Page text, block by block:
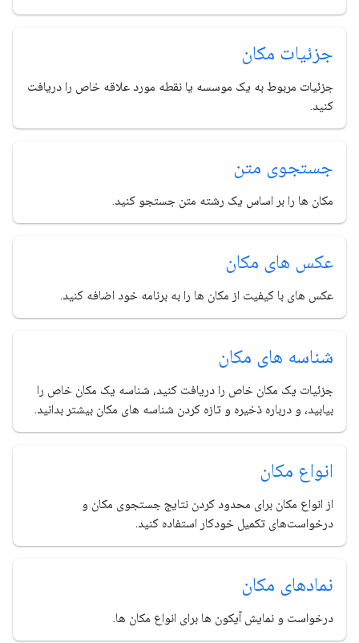
جزئیات مکان
جزئیات مربوط به یک موسسه یا نقطه مورد علاقه خاص را دریافت
کنید.
جستجوی متن
مکان ها را بر اساس یک رشته متن جستجو کنید.
عکس های مکان
عکس های با کیفیت از مکان ها را به برنامه خود اضافه کنید.
شناسه های مکان
جزئیات یک مکان خاص را دریافت کنید، شناسه یک مکان خاص را
بیابید، و درباره ذخیره و تازه کردن شناسه های مکان بیشتر بدانید.
انواع مکان
از انواع مکان برای محدود کردن نتایج جستجوی مکان و
درخواست‌های تکمیل خودکار استفاده کنید.
نمادهای مکان
درخواست و نمایش آیکون ها برای انواع مکان ها.